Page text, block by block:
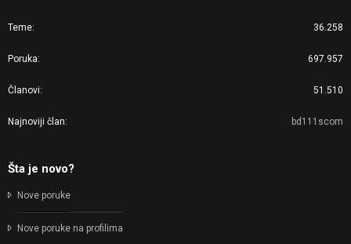
Teme 36.258
Poruka 697.957
Članovi 51.510
Najnoviji član bd111scom
Šta je novo?
Nove poruke
Nove poruke na profilima